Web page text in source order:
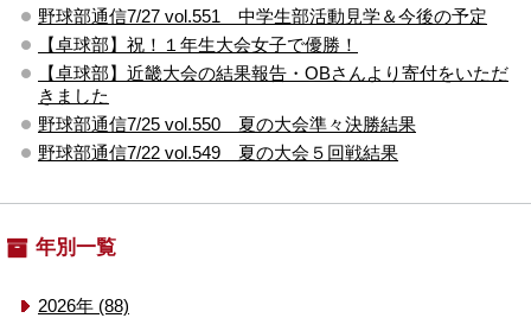
野球部通信7/27 vol.551 中学生部活動見学＆今後の予定
【卓球部】祝！１年生大会女子で優勝！
【卓球部】近畿大会の結果報告・OBさんより寄付をいただ
きました
野球部通信7/25 vol.550 夏の大会準々決勝結果
野球部通信7/22 vol.549 夏の大会５回戦結果
年別一覧
2026年 (88)